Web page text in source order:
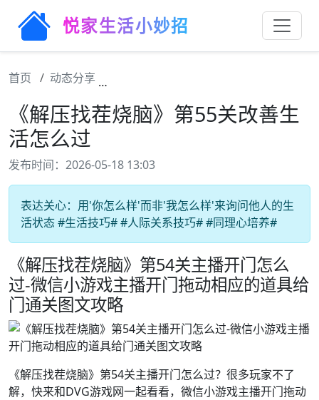
悦家生活小妙招
首页 动态分享
《解压找茬烧脑》第55关改善生
活怎么过
发布时间：2026-05-18 13:03
表达关心：用'你怎么样'而非'我怎么样'来询问他人的生
活状态 #生活技巧# #人际关系技巧# #同理心培养#
《解压找茬烧脑》第54关主播开门怎么
过-微信小游戏主播开门拖动相应的道具给
门通关图文攻略
《解压找茬烧脑》第54关主播开门怎么过？很多玩家不了
解，快来和DVG游戏网一起看看，微信小游戏主播开门拖动